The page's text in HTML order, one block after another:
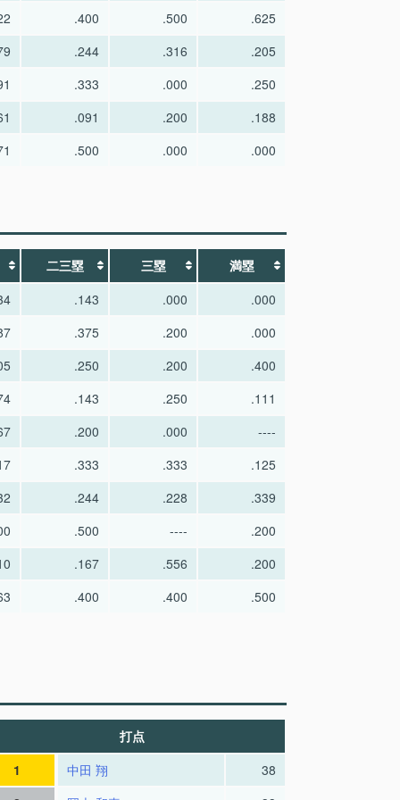
.400 .500
.625
.244 .316
.205
.333 .000
.250
.091 .200
.188
.500 .000 .000
二三塁 三塁
満塁
.143 .000
.000
.375 .200
.000
.250 .200
.400
.143 .250
.111
.200 .000
----
.333 .333
.125
.244 .228
.339
.500 ----
.200
.167 .556
.200
.400 .400 .500
打点
1
中田 翔
38